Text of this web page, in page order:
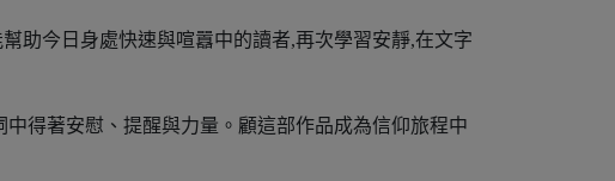
助今日身處快速與喧囂中的讀者,再次學習安靜,在文字
得著安慰、提醒與力量。顧這部作品成為信仰旅程中